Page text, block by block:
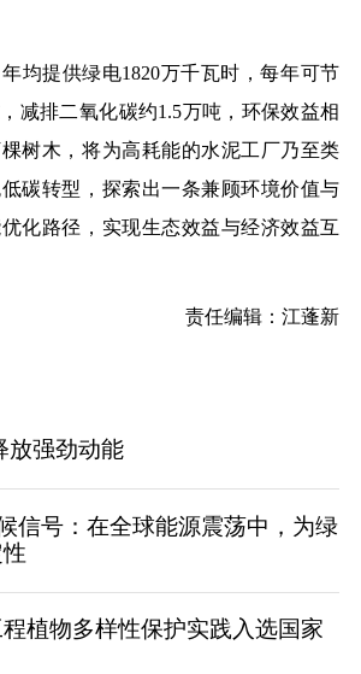
提供绿电1820万千瓦时，每年可节
减排二氧化碳约1.5万吨，环保效益相
树木，将为高耗能的水泥工厂乃至类
碳转型，探索出一条兼顾环境价值与
化路径，实现生态效益与经济效益互
责任编辑：江蓬新
放强劲动能
信号：在全球能源震荡中，为绿
植物多样性保护实践入选国家